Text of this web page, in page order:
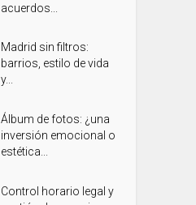
acuerdos...
Madrid sin filtros:
barrios, estilo de vida
y...
Álbum de fotos: ¿una
inversión emocional o
estética...
Control horario legal y